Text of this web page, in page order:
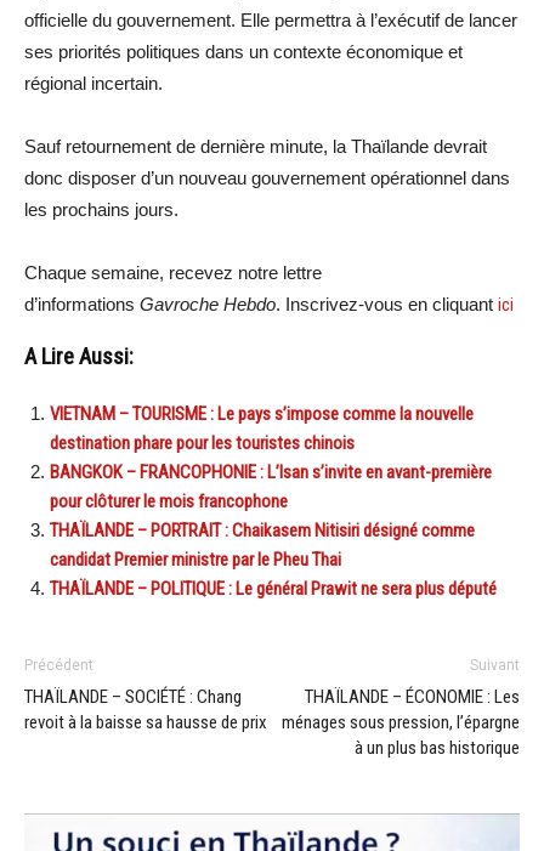
officielle du gouvernement. Elle permettra à l’exécutif de lancer
ses priorités politiques dans un contexte économique et
régional incertain.
Sauf retournement de dernière minute, la Thaïlande devrait
donc disposer d’un nouveau gouvernement opérationnel dans
les prochains jours.
Chaque semaine, recevez notre lettre
d’informations Gavroche Hebdo. Inscrivez-vous en cliquant ici
A Lire Aussi:
VIETNAM – TOURISME : Le pays s’impose comme la nouvelle
destination phare pour les touristes chinois
BANGKOK – FRANCOPHONIE : L’Isan s’invite en avant-première
pour clôturer le mois francophone
THAÏLANDE – PORTRAIT : Chaikasem Nitisiri désigné comme
candidat Premier ministre par le Pheu Thai
THAÏLANDE – POLITIQUE : Le général Prawit ne sera plus député
Précédent
THAÏLANDE – SOCIÉTÉ : Chang
revoit à la baisse sa hausse de prix
Suivant
THAÏLANDE – ÉCONOMIE : Les
ménages sous pression, l’épargne
à un plus bas historique